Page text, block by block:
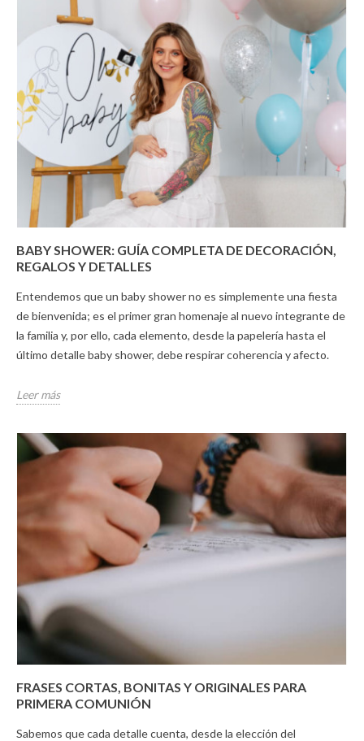
BABY SHOWER: GUÍA COMPLETA DE DECORACIÓN,
REGALOS Y DETALLES
Entendemos que un baby shower no es simplemente una fiesta
de bienvenida; es el primer gran homenaje al nuevo integrante de
la familia y, por ello, cada elemento, desde la papelería hasta el
último detalle baby shower, debe respirar coherencia y afecto.
Leer más
FRASES CORTAS, BONITAS Y ORIGINALES PARA
PRIMERA COMUNIÓN
Sabemos que cada detalle cuenta, desde la elección del